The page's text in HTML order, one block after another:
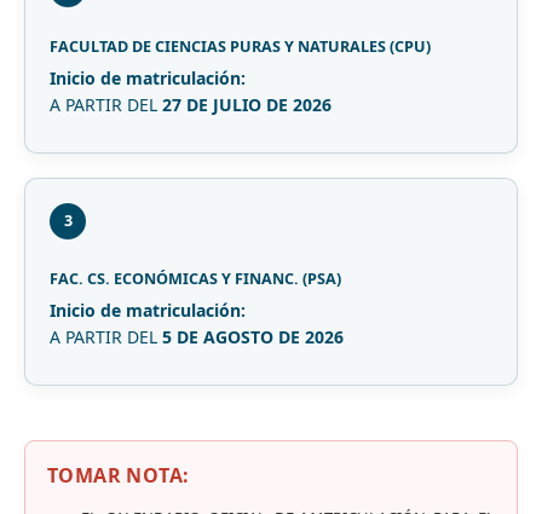
FACULTAD DE CIENCIAS PURAS Y NATURALES (CPU)
Inicio de matriculación:
A PARTIR DEL 27 DE JULIO DE 2026
3
FAC. CS. ECONÓMICAS Y FINANC. (PSA)
Inicio de matriculación:
A PARTIR DEL 5 DE AGOSTO DE 2026
TOMAR NOTA: